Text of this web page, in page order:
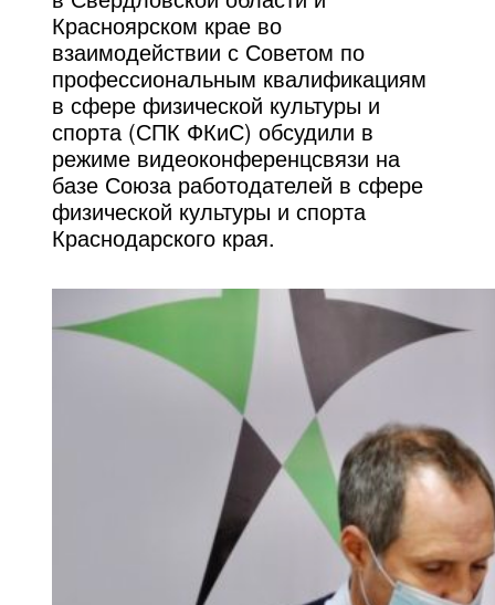
Красноярском крае во
взаимодействии с Советом по
профессиональным квалификациям
в сфере физической культуры и
спорта (СПК ФКиС) обсудили в
режиме видеоконференцсвязи на
базе Союза работодателей в сфере
физической культуры и спорта
Краснодарского края.